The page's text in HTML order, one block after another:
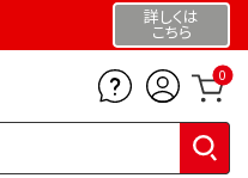
詳しくは
こちら
0